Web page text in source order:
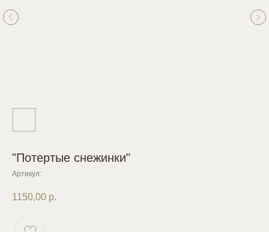
"Потертые снежинки"
Артикул:
1150,00 р.